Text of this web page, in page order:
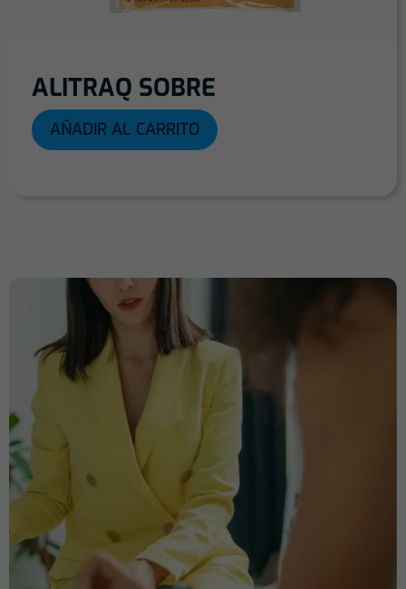
ALITRAQ SOBRE
AÑADIR AL CARRITO